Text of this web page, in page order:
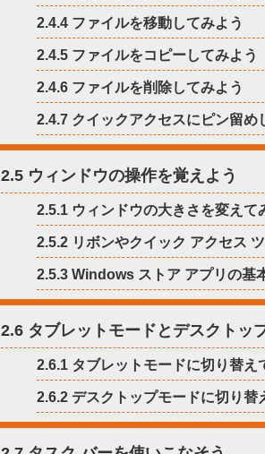
2.4.4 ファイルを移動してみよう
2.4.5 ファイルをコピーしてみよう
2.4.6 ファイルを削除してみよう
2.4.7 クイックアクセスにピン留め
2.5 ウィンドウの操作を覚えよう
2.5.1 ウィンドウの大きさを変えて
2.5.2 リボンやクイック アクセス
2.5.3 Windows ストア アプリの基
2.6 タブレットモードとデスクトッ
2.6.1 タブレットモードに切り替え
2.6.2 デスクトップモードに切り替